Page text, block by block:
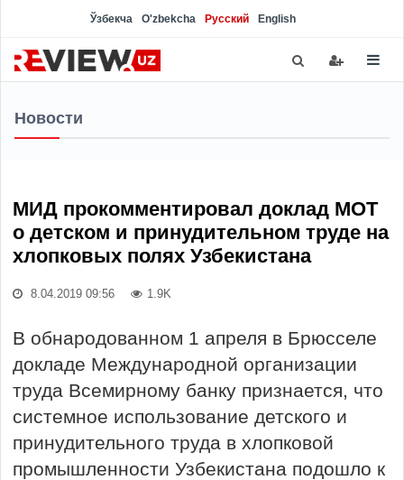
Ўзбекча O'zbekcha Русский English
Новости
МИД прокомментировал доклад МОТ
о детском и принудительном труде на
хлопковых полях Узбекистана
8.04.2019 09:56 1.9K
В обнародованном 1 апреля в Брюсселе
докладе Международной организации
труда Всемирному банку признается, что
системное использование детского и
принудительного труда в хлопковой
промышленности Узбекистана подошло к